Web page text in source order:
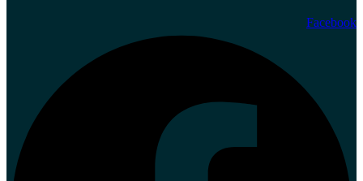
Facebook